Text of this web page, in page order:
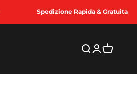
Rapida & Gratuita
CercaAccediCarrello